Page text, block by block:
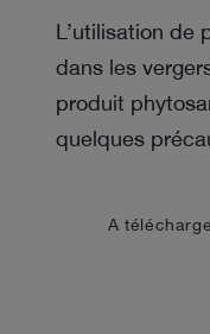
L’utilisation de
dans les
produit
quelques
A